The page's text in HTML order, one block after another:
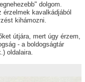
dolgom.
kavalkádjából
kihámozni.
útjára, mert úgy érzem,
- a boldogságtár
oldalaira.